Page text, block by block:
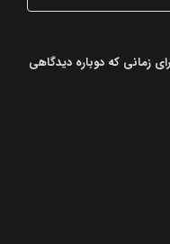
زمانی که دوباره دیدگاهی